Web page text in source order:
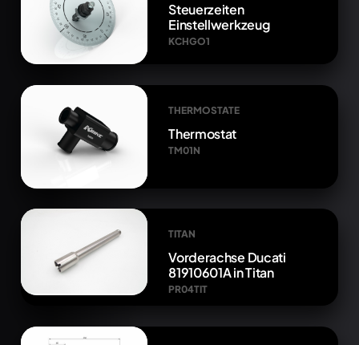
Steuerzeiten
Einstellwerkzeug
KCHGO1
THERMOSTATE
Thermostat
TM01N
TITAN
Vorderachse Ducati
81910601A in Titan
PR04TIT